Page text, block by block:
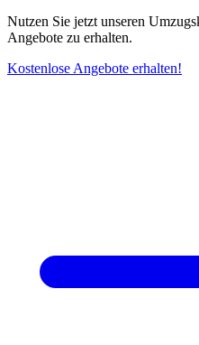
Nutzen Sie jetzt unseren
Angebote zu erhalten.
Kostenlose Angebote erhalten!